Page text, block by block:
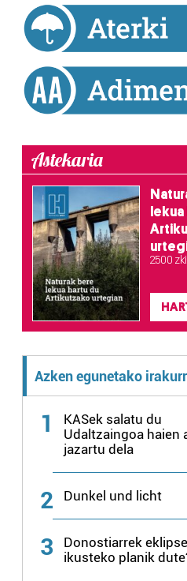
Astekaria
2.500
Azken egunetako
1
KASek salatu du
Udaltzaingoa haien
jazartu dela
2 Dunkel und licht
3
Donostiarrek
ikusteko planik